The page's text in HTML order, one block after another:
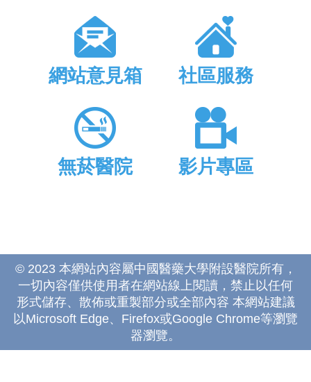
網站意見箱 社區服務
無菸醫院 影片專區
© 2023 本網站內容屬中國醫藥大學附設醫院所有，
一切內容僅供使用者在網站線上閱讀，禁止以任何
形式儲存、散佈或重製部分或全部內容 本網站建議
以Microsoft Edge、Firefox或Google Chrome等瀏覽
器瀏覽。